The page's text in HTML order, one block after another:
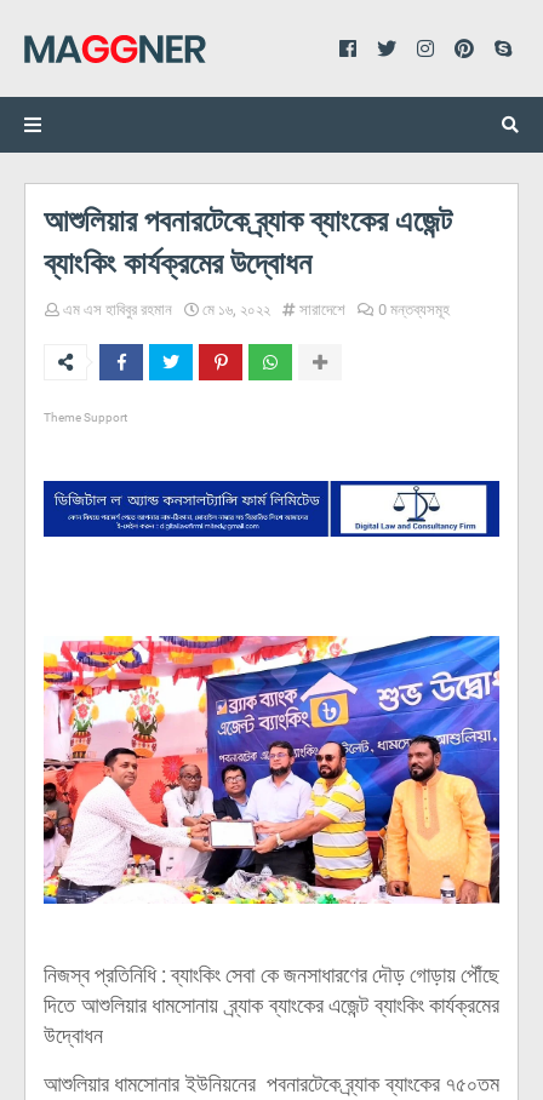
আশুলিয়ার পবনারটেকে ব্র্যাক ব্যাংকের এজেন্ট
ব্যাংকিং কার্যক্রমের উদ্বোধন
এম এস হাবিবুর রহমান মে ১৬, ২০২২ সারাদেশে 0 মন্তব্যসমূহ
Theme Support
নিজস্ব প্রতিনিধি : ব্যাংকিং সেবা কে জনসাধারণের দৌড় গোড়ায় পৌঁছে
দিতে আশুলিয়ার ধামসোনায় ব্র্যাক ব্যাংকের এজেন্ট ব্যাংকিং কার্যক্রমের
উদ্বোধন
আশুলিয়ার ধামসোনার ইউনিয়নের পবনারটেকে ব্র্যাক ব্যাংকের ৭৫০তম